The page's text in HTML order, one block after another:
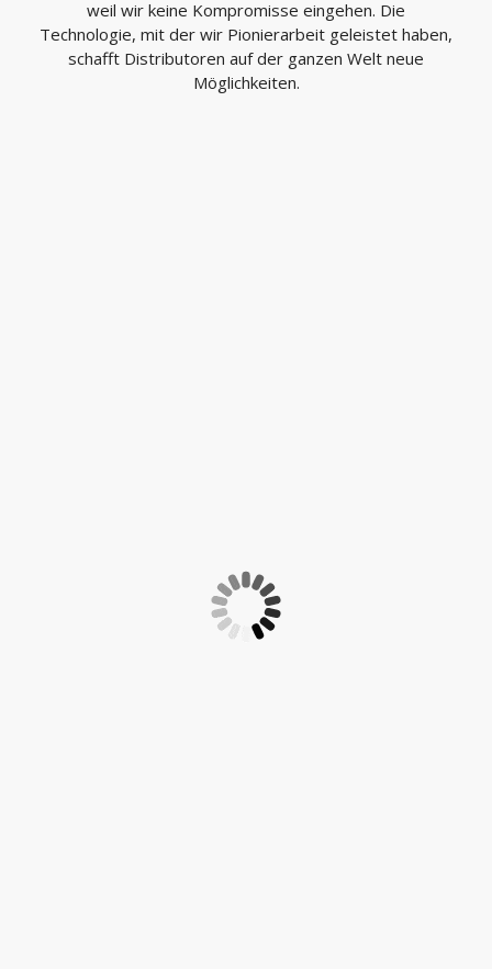
weil wir keine Kompromisse eingehen. Die
Technologie, mit der wir Pionierarbeit geleistet haben,
schafft Distributoren auf der ganzen Welt neue
Möglichkeiten.